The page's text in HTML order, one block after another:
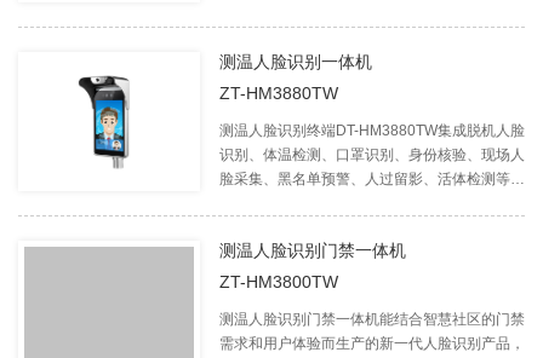
份证核验北京健康码信息和个人核酸信息、可拓
展门禁功能。北京电子哨兵产品可广泛应用于
院、学校、小区物业等相关企事业单位。
测温人脸识别一体机
ZT-HM3880TW
测温人脸识别终端DT-HM3880TW集成脱机人脸
识别、体温检测、口罩识别、身份核验、现场人
脸采集、黑名单预警、人过留影、活体检测等功
测温人脸识别门禁一体机
ZT-HM3800TW
测温人脸识别门禁一体机能结合智慧社区的门禁
需求和用户体验而生产的新一代人脸识别产品，